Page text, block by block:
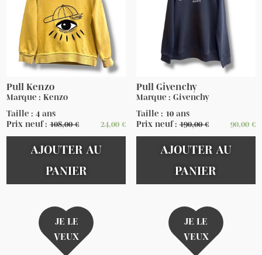
Pull Kenzo
Marque : Kenzo
Taille : 4 ans
Prix neuf :108,00€ 24,00 €
AJOUTER AU
PANIER
JE LE
VEUX
Pull Givenchy
Marque : Givenchy
Taille : 10 ans
Prix neuf :190,00€ 90,00 €
AJOUTER AU
PANIER
JE LE
VEUX